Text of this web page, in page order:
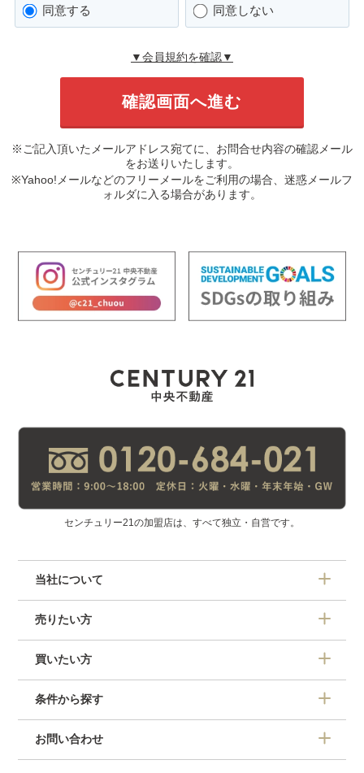
同意する 同意しない
▼会員規約を確認▼
※ご記入頂いたメールアドレス宛てに、お問合せ内容の確認メール
をお送りいたします。
※Yahoo!メールなどのフリーメールをご利用の場合、迷惑メールフ
ォルダに入る場合があります。
センチュリー21の加盟店は、すべて独立・自営です。
当社について
売りたい方
買いたい方
条件から探す
お問い合わせ